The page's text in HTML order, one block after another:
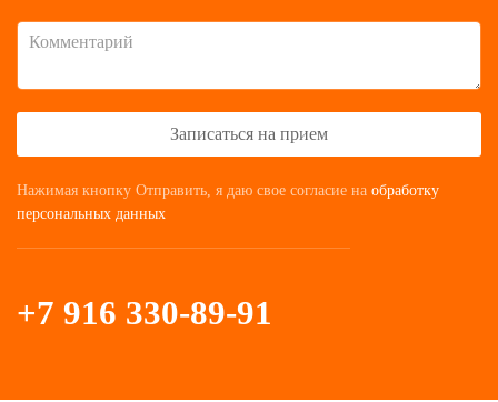
Записаться на прием
Нажимая кнопку Отправить, я даю свое согласие на обработку
персональных данных
+7 916 330-89-91